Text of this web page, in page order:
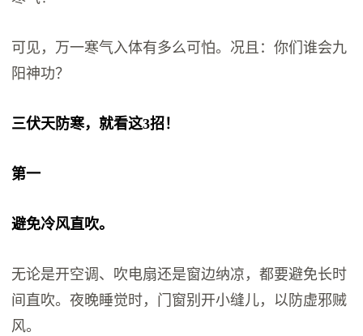
可见，万一寒气入体有多么可怕。况且：你们谁会九
阳神功？
三伏天防寒，就看这3招！
第一
避免冷风直吹。
无论是开空调、吹电扇还是窗边纳凉，都要避免长时
间直吹。夜晚睡觉时，门窗别开小缝儿，以防虚邪贼
风。